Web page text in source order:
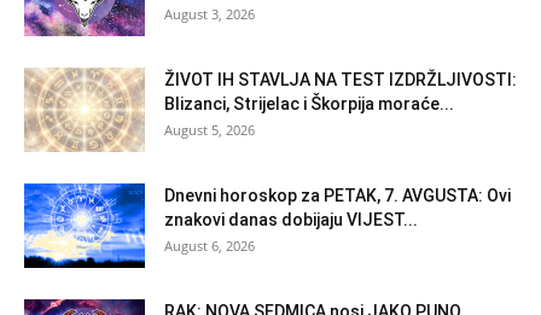
August 3, 2026
ŽIVOT IH STAVLJA NA TEST IZDRŽLJIVOSTI:
Blizanci, Strijelac i Škorpija moraće...
August 5, 2026
Dnevni horoskop za PETAK, 7. AVGUSTA: Ovi
znakovi danas dobijaju VIJEST...
August 6, 2026